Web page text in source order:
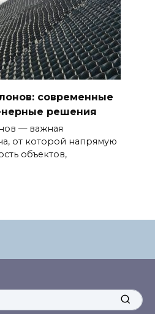
современные
решения
— важная
от которой напрямую
объектов,